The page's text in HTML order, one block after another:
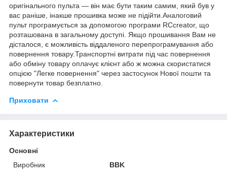
оригінального пульта — він має бути таким самим, який був у
вас раніше, інакше прошивка може не підійти.Аналоговий
пульт програмується за допомогою програми RCcreator, що
розташована в загальному доступі. Якщо прошивання Вам не
дісталося, є можливість віддаленого перепрограмування або
повернення товару.Транспортні витрати під час повернення
або обміну товару оплачує клієнт або ж можна скористатися
опцією "Легке повернення" через застосунок Нової пошти та
повернути товар безплатно.
Приховати
Характеристики
Основні
Виробник
BBK